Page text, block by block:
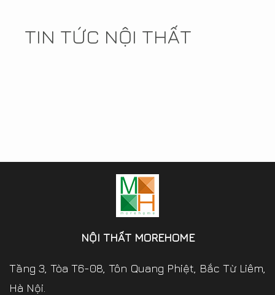
TIN TỨC NỘI THẤT
NỘI THẤT MOREHOME
Tầng 3, Tòa T6-08, Tôn Quang Phiệt, Bắc Từ Liêm,
Hà Nội.